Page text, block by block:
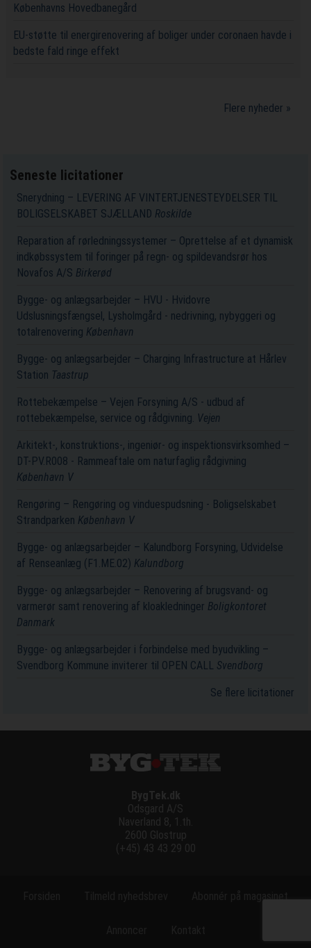
Københavns Hovedbanegård
EU-støtte til energirenovering af boliger under coronaen havde i
bedste fald ringe effekt
Flere nyheder »
Seneste licitationer
Snerydning – LEVERING AF VINTERTJENESTEYDELSER TIL
BOLIGSELSKABET SJÆLLAND Roskilde
Reparation af rørledningssystemer – Oprettelse af et dynamisk
indkøbssystem til foringer på regn- og spildevandsrør hos
Novafos A/S Birkerød
Bygge- og anlægsarbejder – HVU - Hvidovre
Udslusningsfængsel, Lysholmgård - nedrivning, nybyggeri og
totalrenovering København
Bygge- og anlægsarbejder – Charging Infrastructure at Hårlev
Station Taastrup
Rottebekæmpelse – Vejen Forsyning A/S - udbud af
rottebekæmpelse, service og rådgivning. Vejen
Arkitekt-, konstruktions-, ingeniør- og inspektionsvirksomhed –
DT-PV.R008 - Rammeaftale om naturfaglig rådgivning
København V
Rengøring – Rengøring og vinduespudsning - Boligselskabet
Strandparken København V
Bygge- og anlægsarbejder – Kalundborg Forsyning, Udvidelse
af Renseanlæg (F1.ME.02) Kalundborg
Bygge- og anlægsarbejder – Renovering af brugsvand- og
varmerør samt renovering af kloakledninger Boligkontoret
Danmark
Bygge- og anlægsarbejder i forbindelse med byudvikling –
Svendborg Kommune inviterer til OPEN CALL Svendborg
Se flere licitationer
BygTek.dk
Odsgard A/S
Naverland 8, 1.th.
2600 Glostrup
(+45) 43 43 29 00